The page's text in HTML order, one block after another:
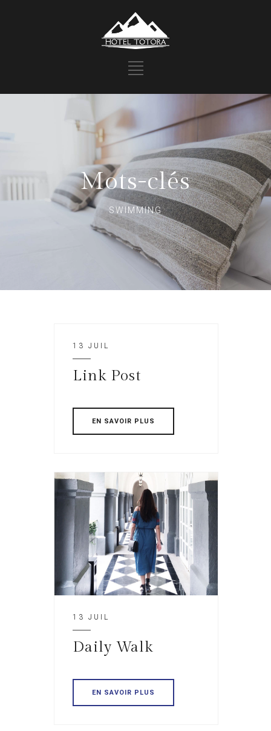
Mots-clés
SWIMMING
13 JUIL
Link Post
EN SAVOIR PLUS
13 JUIL
Daily Walk
EN SAVOIR PLUS